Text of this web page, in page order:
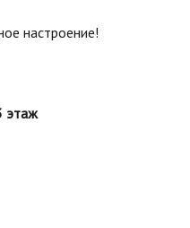
настроение!
этаж